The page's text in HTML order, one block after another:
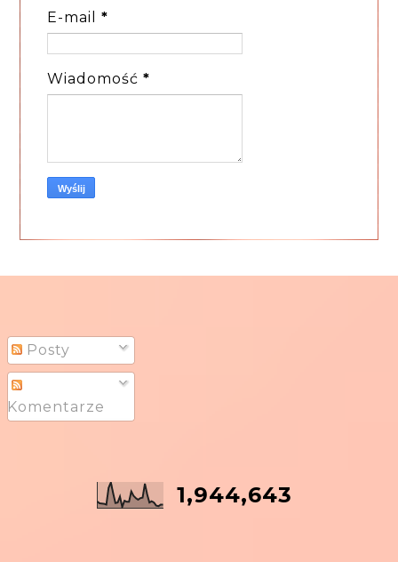
E-mail*
Wiadomość*
Posty
Komentarze
1,944,643